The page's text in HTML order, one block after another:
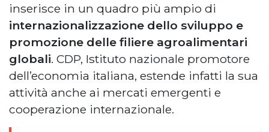
inserisce in un quadro più ampio di
internazionalizzazione dello sviluppo e
promozione delle filiere agroalimentari
globali. CDP, Istituto nazionale promotore
dell’economia italiana, estende infatti la sua
attività anche ai mercati emergenti e
cooperazione internazionale.